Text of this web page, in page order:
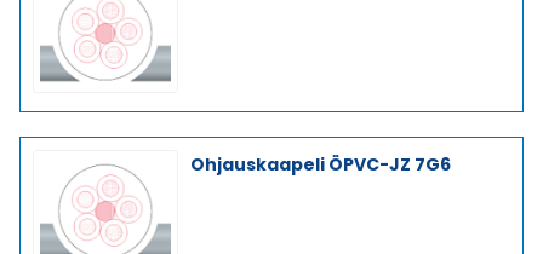
Ohjauskaapeli ÖPVC-JZ 7G6